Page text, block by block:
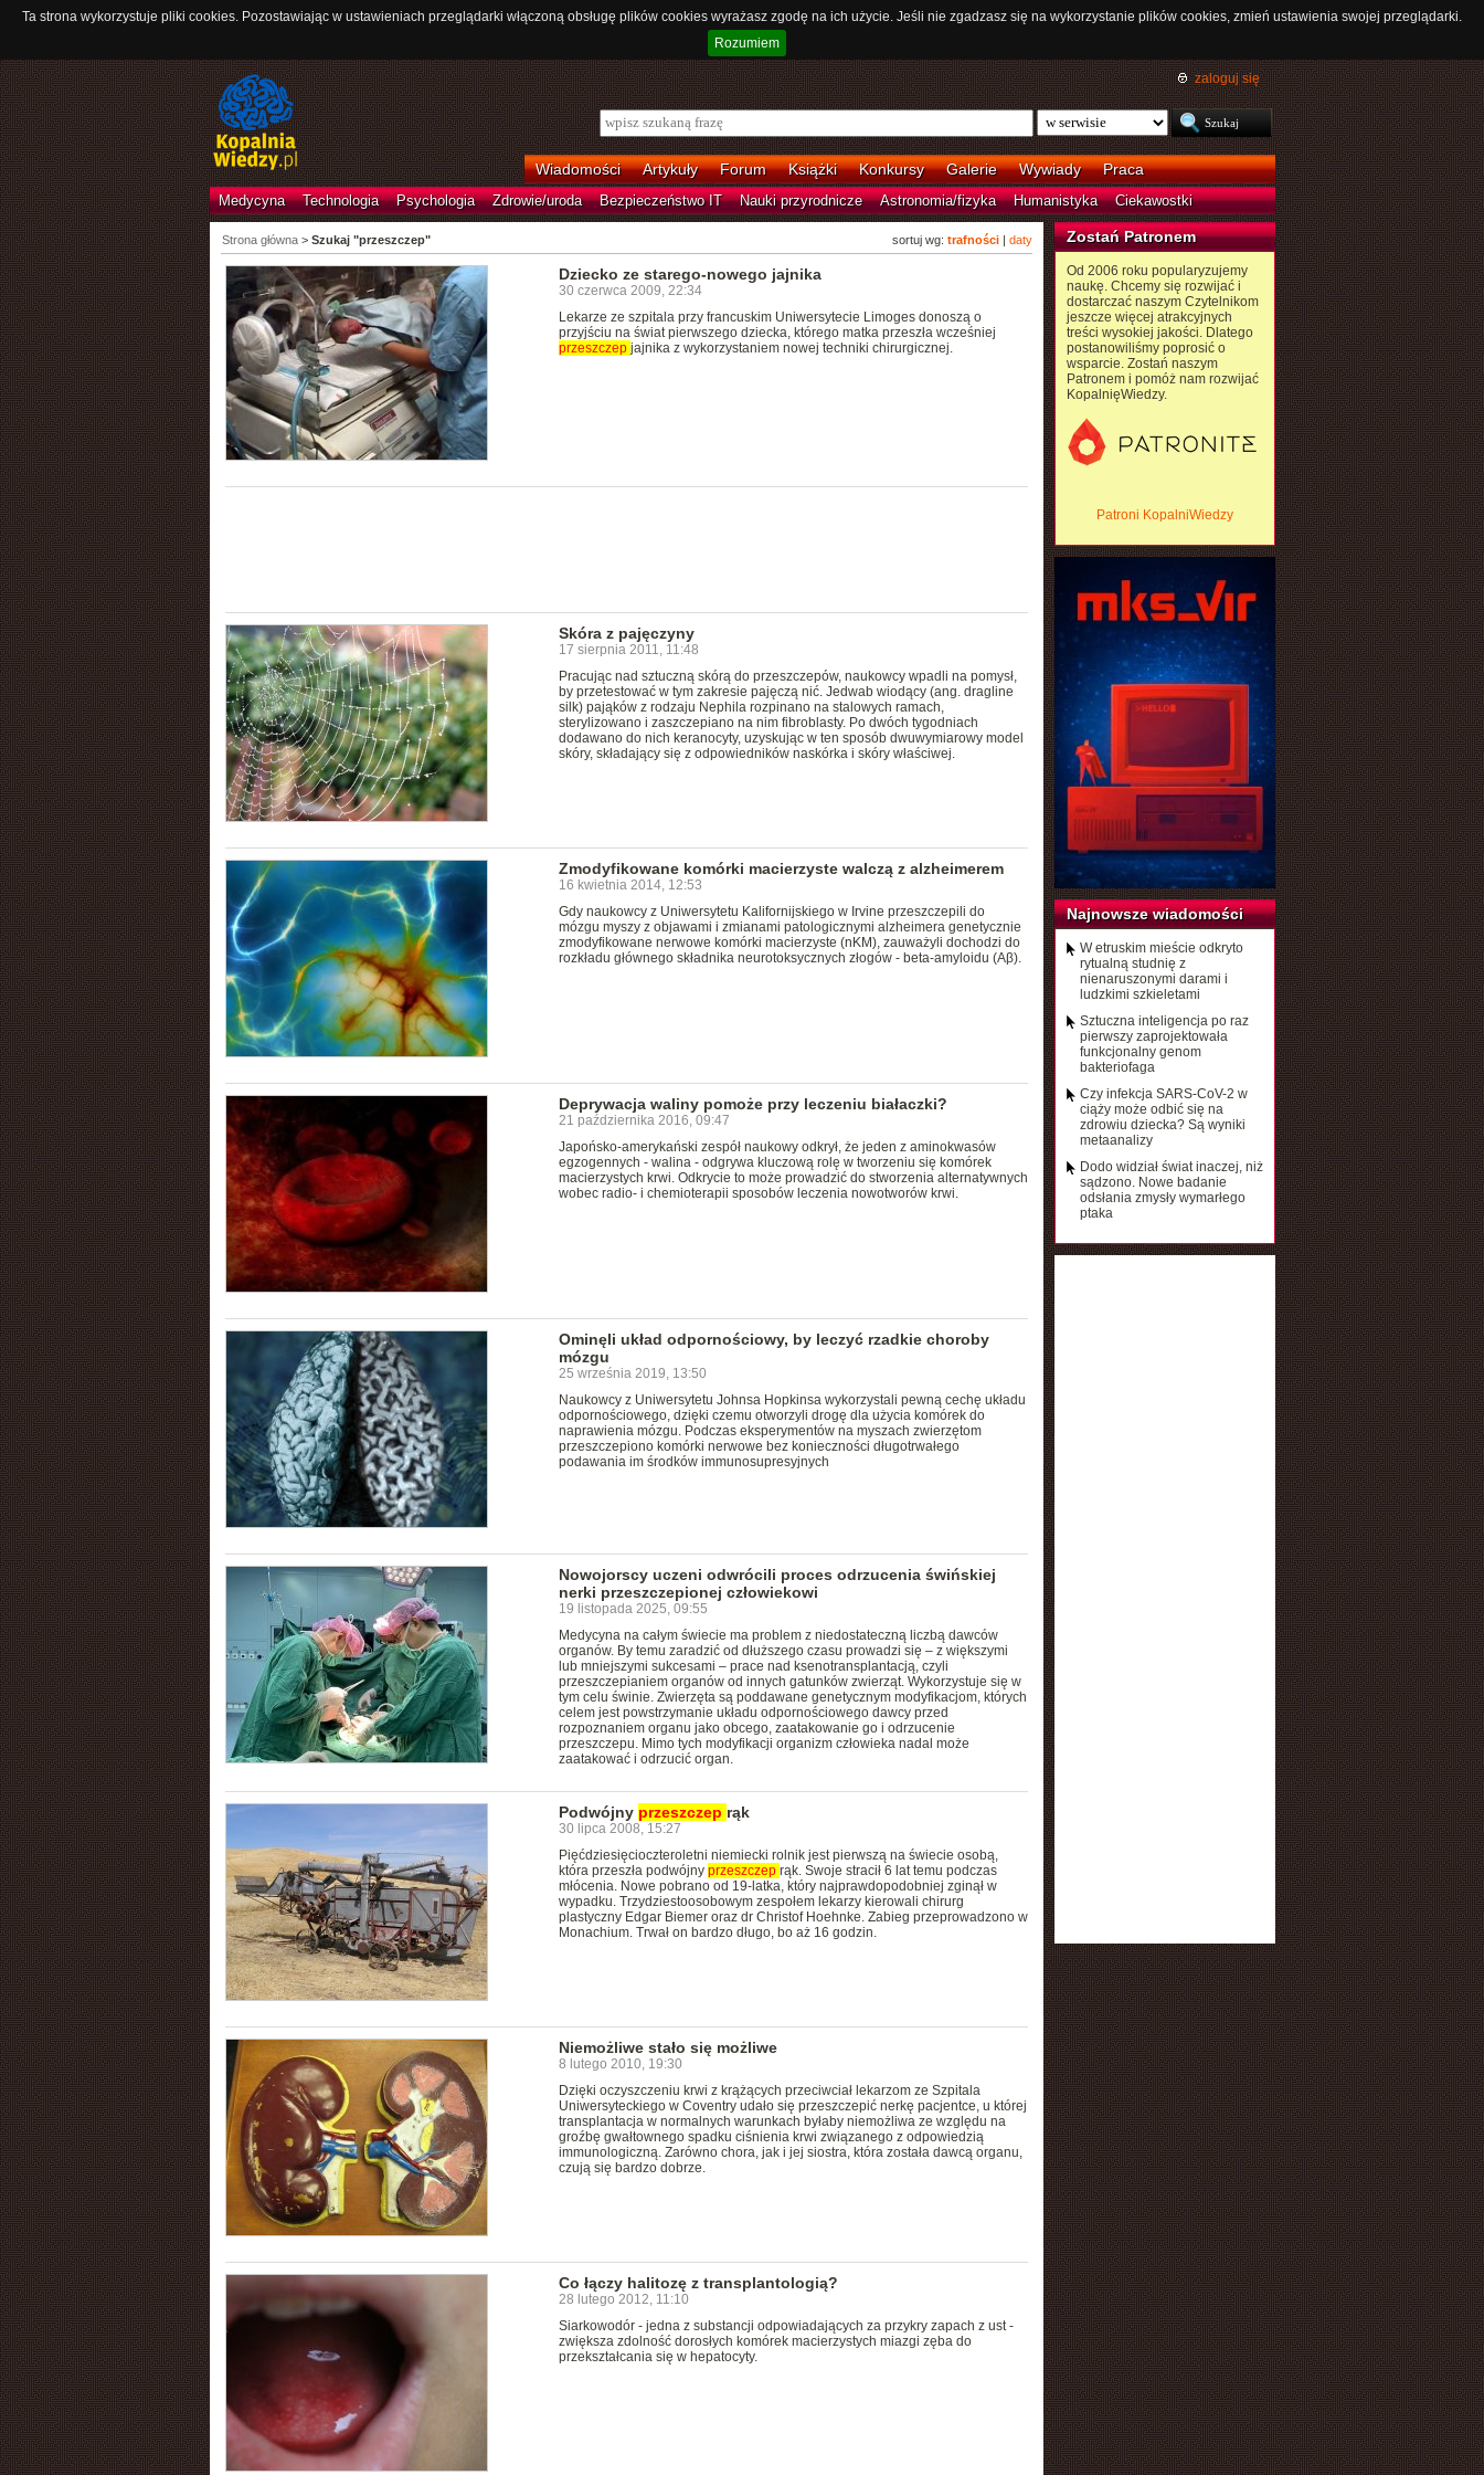
Ta strona wykorzystuje pliki cookies. Pozostawiając w ustawieniach przeglądarki włączoną obsługę plików cookies wyrażasz zgodę na ich użycie. Jeśli nie zgadzasz się na wykorzystanie plików cookies, zmień ustawienia swojej przeglądarki.
Rozumiem
zaloguj się
Wiadomości Artykuły Forum Książki Konkursy Galerie Wywiady Praca
Medycyna Technologia Psychologia Zdrowie/uroda Bezpieczeństwo IT Nauki przyrodnicze Astronomia/fizyka Humanistyka Ciekawostki
sortuj wg: trafności| daty
Strona główna> Szukaj "przeszczep"
Dziecko ze starego-nowego jajnika
30 czerwca 2009, 22:34
Lekarze ze szpitala przy francuskim Uniwersytecie Limoges donoszą o
przyjściu na świat pierwszego dziecka, którego matka przeszła wcześniej
przeszczep jajnika z wykorzystaniem nowej techniki chirurgicznej.
Skóra z pajęczyny
17 sierpnia 2011, 11:48
Pracując nad sztuczną skórą do przeszczepów, naukowcy wpadli na pomysł,
by przetestować w tym zakresie pajęczą nić. Jedwab wiodący (ang. dragline
silk) pająków z rodzaju Nephila rozpinano na stalowych ramach,
sterylizowano i zaszczepiano na nim fibroblasty. Po dwóch tygodniach
dodawano do nich keranocyty, uzyskując w ten sposób dwuwymiarowy model
skóry, składający się z odpowiedników naskórka i skóry właściwej.
Zmodyfikowane komórki macierzyste walczą z alzheimerem
16 kwietnia 2014, 12:53
Gdy naukowcy z Uniwersytetu Kalifornijskiego w Irvine przeszczepili do
mózgu myszy z objawami i zmianami patologicznymi alzheimera genetycznie
zmodyfikowane nerwowe komórki macierzyste (nKM), zauważyli dochodzi do
rozkładu głównego składnika neurotoksycznych złogów - beta-amyloidu (Aβ).
Deprywacja waliny pomoże przy leczeniu białaczki?
21 października 2016, 09:47
Japońsko-amerykański zespół naukowy odkrył, że jeden z aminokwasów
egzogennych - walina - odgrywa kluczową rolę w tworzeniu się komórek
macierzystych krwi. Odkrycie to może prowadzić do stworzenia alternatywnych
wobec radio- i chemioterapii sposobów leczenia nowotworów krwi.
Ominęli układ odpornościowy, by leczyć rzadkie choroby
mózgu
25 września 2019, 13:50
Naukowcy z Uniwersytetu Johnsa Hopkinsa wykorzystali pewną cechę układu
odpornościowego, dzięki czemu otworzyli drogę dla użycia komórek do
naprawienia mózgu. Podczas eksperymentów na myszach zwierzętom
przeszczepiono komórki nerwowe bez konieczności długotrwałego
podawania im środków immunosupresyjnych
Nowojorscy uczeni odwrócili proces odrzucenia świńskiej
nerki przeszczepionej człowiekowi
19 listopada 2025, 09:55
Medycyna na całym świecie ma problem z niedostateczną liczbą dawców
organów. By temu zaradzić od dłuższego czasu prowadzi się – z większymi
lub mniejszymi sukcesami – prace nad ksenotransplantacją, czyli
przeszczepianiem organów od innych gatunków zwierząt. Wykorzystuje się w
tym celu świnie. Zwierzęta są poddawane genetycznym modyfikacjom, których
celem jest powstrzymanie układu odpornościowego dawcy przed
rozpoznaniem organu jako obcego, zaatakowanie go i odrzucenie
przeszczepu. Mimo tych modyfikacji organizm człowieka nadal może
zaatakować i odrzucić organ.
Podwójny przeszczep rąk
30 lipca 2008, 15:27
Pięćdziesięcioczteroletni niemiecki rolnik jest pierwszą na świecie osobą,
która przeszła podwójny przeszczep rąk. Swoje stracił 6 lat temu podczas
młócenia. Nowe pobrano od 19-latka, który najprawdopodobniej zginął w
wypadku. Trzydziestoosobowym zespołem lekarzy kierowali chirurg
plastyczny Edgar Biemer oraz dr Christof Hoehnke. Zabieg przeprowadzono w
Monachium. Trwał on bardzo długo, bo aż 16 godzin.
Niemożliwe stało się możliwe
8 lutego 2010, 19:30
Dzięki oczyszczeniu krwi z krążących przeciwciał lekarzom ze Szpitala
Uniwersyteckiego w Coventry udało się przeszczepić nerkę pacjentce, u której
transplantacja w normalnych warunkach byłaby niemożliwa ze względu na
groźbę gwałtownego spadku ciśnienia krwi związanego z odpowiedzią
immunologiczną. Zarówno chora, jak i jej siostra, która została dawcą organu,
czują się bardzo dobrze.
Co łączy halitozę z transplantologią?
28 lutego 2012, 11:10
Siarkowodór - jedna z substancji odpowiadających za przykry zapach z ust -
zwiększa zdolność dorosłych komórek macierzystych miazgi zęba do
przekształcania się w hepatocyty.
Zostań Patronem
Od 2006 roku popularyzujemy
naukę. Chcemy się rozwijać i
dostarczać naszym Czytelnikom
jeszcze więcej atrakcyjnych
treści wysokiej jakości. Dlatego
postanowiliśmy poprosić o
wsparcie. Zostań naszym
Patronem i pomóż nam rozwijać
KopalnięWiedzy.
Patroni KopalniWiedzy
Najnowsze wiadomości
W etruskim mieście odkryto
rytualną studnię z
nienaruszonymi darami i
ludzkimi szkieletami
Sztuczna inteligencja po raz
pierwszy zaprojektowała
funkcjonalny genom
bakteriofaga
Czy infekcja SARS-CoV-2 w
ciąży może odbić się na
zdrowiu dziecka? Są wyniki
metaanalizy
Dodo widział świat inaczej, niż
sądzono. Nowe badanie
odsłania zmysły wymarłego
ptaka